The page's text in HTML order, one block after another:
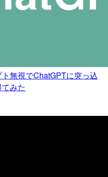
無視でChatGPTに突っ込
みた